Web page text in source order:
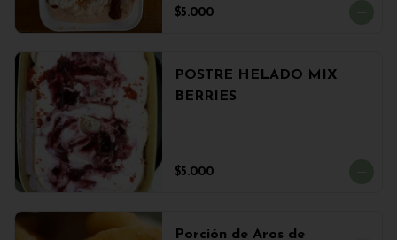
$5.000
POSTRE HELADO MIX
BERRIES
$5.000
Porción de Aros de